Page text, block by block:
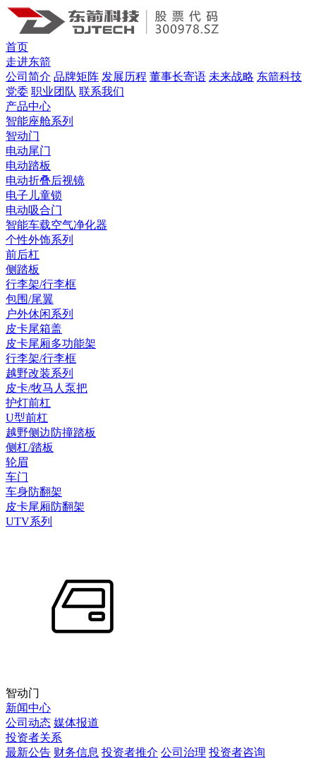
首页
走进东箭
公司简介 品牌矩阵 发展历程 董事长寄语 未来战略 东箭科技
党委 职业团队 联系我们
产品中心
智能座舱系列
智动门
电动尾门
电动踏板
电动折叠后视镜
电子儿童锁
电动吸合门
智能车载空气净化器
个性外饰系列
前后杠
侧踏板
行李架/行李框
包围/尾翼
户外休闲系列
皮卡尾箱盖
皮卡尾厢多功能架
行李架/行李框
越野改装系列
皮卡/牧马人泵把
护灯前杠
U型前杠
越野侧边防撞踏板
侧杠/踏板
轮眉
车门
车身防翻架
皮卡尾厢防翻架
UTV系列
智动门
新闻中心
公司动态 媒体报道
投资者关系
最新公告 财务信息 投资者推介 公司治理 投资者咨询